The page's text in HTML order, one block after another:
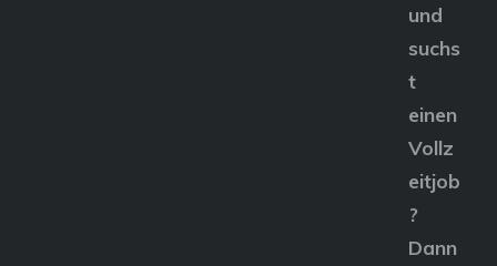
und
suchs
t
einen
Vollz
eitjob
?
Dann